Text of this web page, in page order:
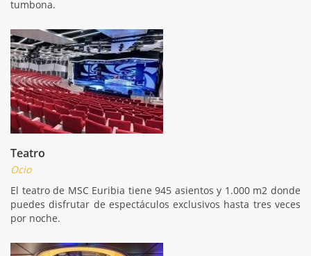
tumbona.
Teatro
Ocio
El teatro de MSC Euribia tiene 945 asientos y 1.000 m2 donde
puedes disfrutar de espectáculos exclusivos hasta tres veces
por noche.